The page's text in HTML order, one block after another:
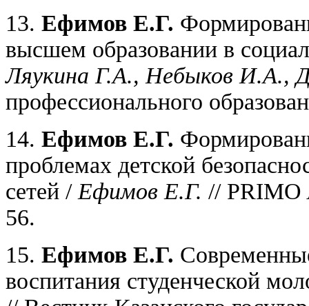
13. Ефимов Е.Г.
высшем образовании в
Ляукина Г.А., Небыков И.А.,
профессионального
14. Ефимов Е.Г.
проблемах детской
сетей /Ефимов Е.Г. // PRIMO
56.
15. Ефимов Е.Г.
воспитания студенческой